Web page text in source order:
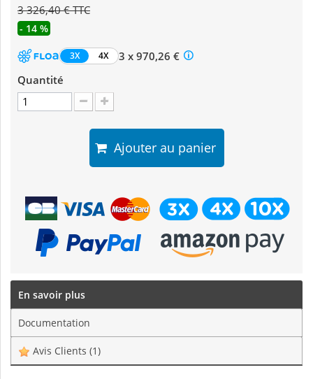
3 326,40 € TTC
- 14 %
3X 4X
3 x 970,26 €
Quantité
Ajouter au panier
En savoir plus
Documentation
Avis Clients (1)